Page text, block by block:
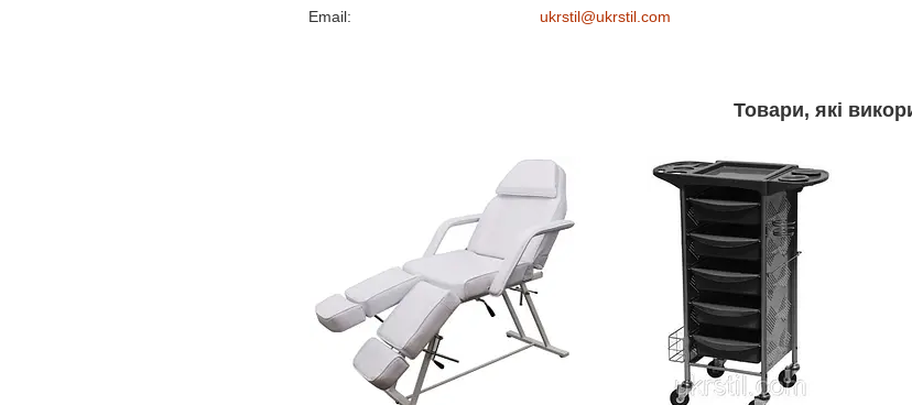
ukrstil@ukrstil.com